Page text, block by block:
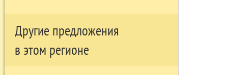
Другие предложения
в этом регионе